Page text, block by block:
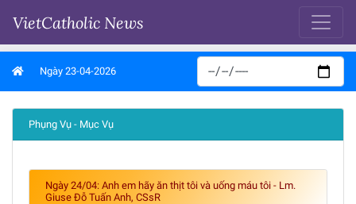
VietCatholic News
Ngày 23-04-2026
Phụng Vụ - Mục Vụ
Ngày 24/04: Anh em hãy ăn thịt tôi và uống máu tôi - Lm.
Giuse Đỗ Tuấn Anh, CSsR